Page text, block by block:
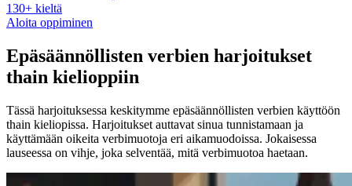
130+ kieltä
Aloita oppiminen
Epäsäännöllisten verbien harjoitukset
thain kielioppiin
Tässä harjoituksessa keskitymme epäsäännöllisten verbien käyttöön
thain kieliopissa. Harjoitukset auttavat sinua tunnistamaan ja
käyttämään oikeita verbimuotoja eri aikamuodoissa. Jokaisessa
lauseessa on vihje, joka selventää, mitä verbimuotoa haetaan.